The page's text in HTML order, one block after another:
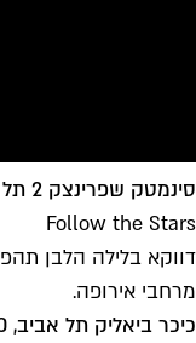
סינמטק שפרינצק 2 תל אביב, 21:30
Follow the Stars
דווקא בלילה הלבן
מרחבי אירופה.
כיכר ביאליק תל אביב, 19:30, כניסה חופשית